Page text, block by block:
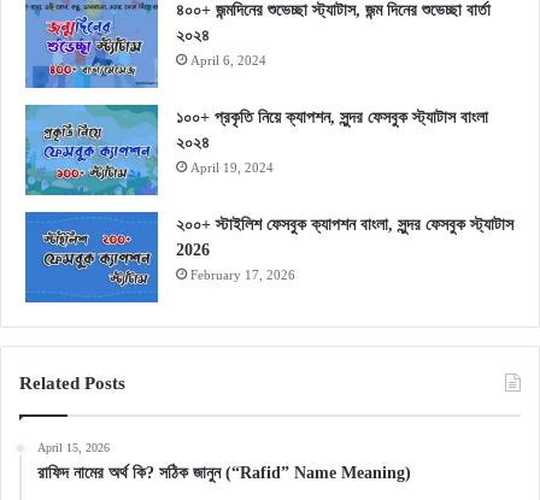
৪০০+ জন্মদিনের শুভেচ্ছা স্ট্যাটাস, জন্ম দিনের শুভেচ্ছা বার্তা
২০২৪
April 6, 2024
১০০+ প্রকৃতি নিয়ে ক্যাপশন, সুন্দর ফেসবুক স্ট্যাটাস বাংলা
২০২৪
April 19, 2024
২০০+ স্টাইলিশ ফেসবুক ক্যাপশন বাংলা, সুন্দর ফেসবুক স্ট্যাটাস
2026
February 17, 2026
Related Posts
April 15, 2026
রাফিদ নামের অর্থ কি? সঠিক জানুন (“Rafid” Name Meaning)